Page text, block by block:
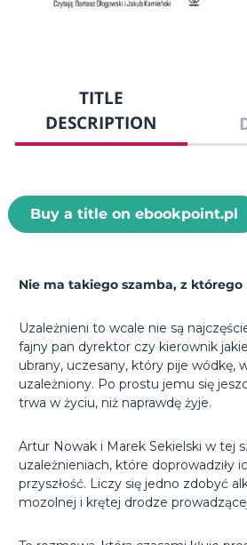
TITLE
DESCRIPTION
Buy a title on ebookpoint.pl
Nie ma takiego szamba, z
Uzależnieni to wcale nie są
fajny pan dyrektor czy kierownik
ubrany, uczesany, który pije
uzależniony. Po prostu jemu się
trwa w życiu, niż naprawdę żyje.
Artur Nowak i Marek Sekielski w tej
uzależnieniach, które doprowadziły
przyszłość. Liczy się jedno zdobyć
mozolnej i krętej drodze